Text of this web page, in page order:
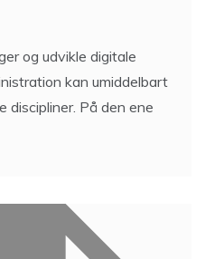
og udvikle digitale
kan umiddelbart
discipliner. På den ene